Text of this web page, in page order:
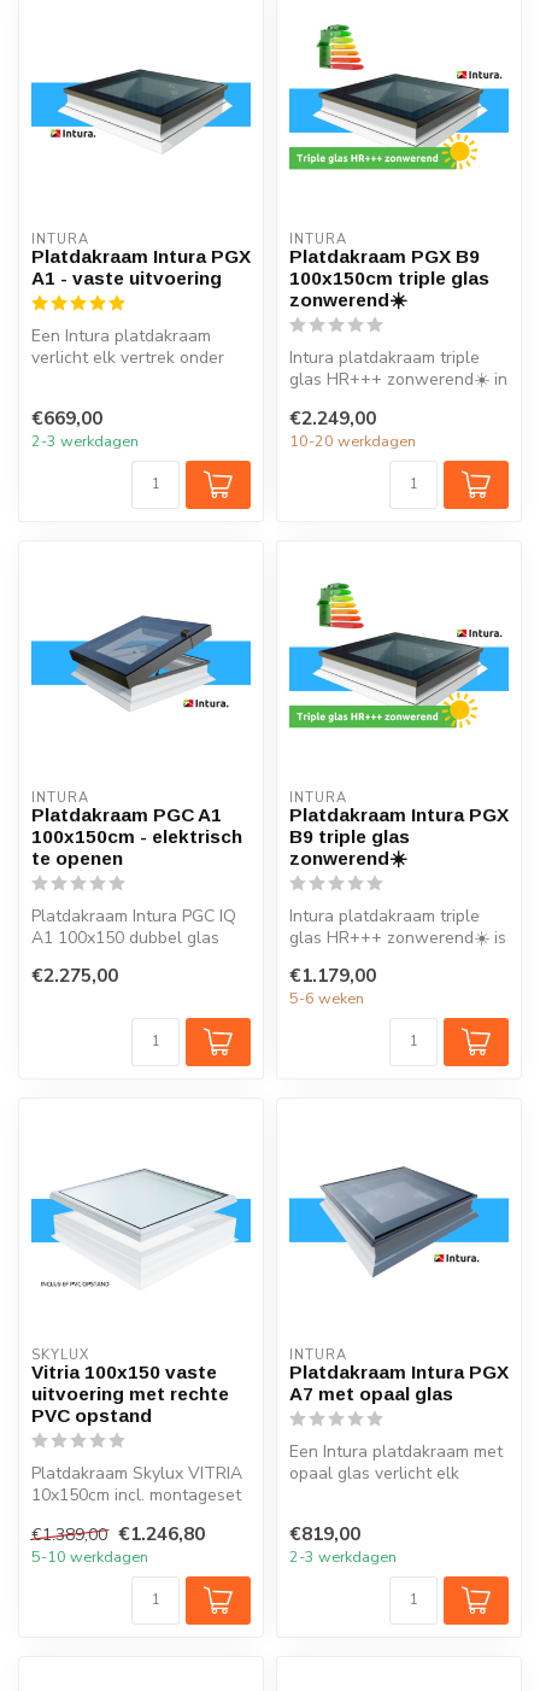
INTURA
Platdakraam Intura PGX
A1 - vaste uitvoering
Een Intura platdakraam
verlicht elk vertrek onder
€669,00
2-3 werkdagen
INTURA
Platdakraam PGX B9
100x150cm triple glas
zonwerend☀️
Intura platdakraam triple
glas HR+++ zonwerend☀️ in
ideaal ...
€2.249,00
10-20 werkdagen
INTURA
Platdakraam PGC A1
100x150cm - elektrisch
te openen
Platdakraam Intura PGC IQ
A1 100x150 dubbel glas
eenvoudig...
€2.275,00
INTURA
Platdakraam Intura PGX
B9 triple glas
zonwerend☀️
Intura platdakraam triple
glas HR+++ zonwerend☀️ is
€1.179,00
5-6 weken
SKYLUX
Vitria 100x150 vaste
uitvoering met rechte
PVC opstand
Platdakraam Skylux VITRIA
10x150cm incl. montageset
20/0...
€1.389,00 €1.246,80
5-10 werkdagen
INTURA
Platdakraam Intura PGX
A7 met opaal glas
Een Intura platdakraam met
opaal glas verlicht elk
€819,00
2-3 werkdagen